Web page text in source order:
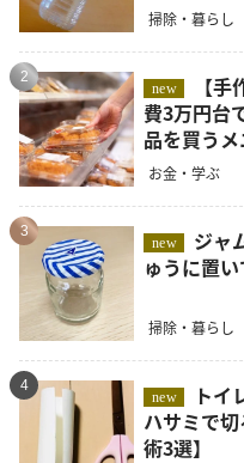
掃除・暮らし
2
new
費3万円台
品を買うメ
お金・学ぶ
3
new
ゅうに置
掃除・暮らし
4
new
ハサミで
術3選】